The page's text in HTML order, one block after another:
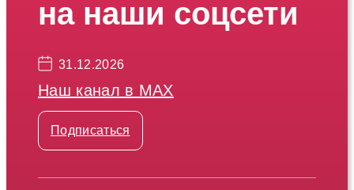
на наши соцсети
31.12.2026
Наш канал в МАХ
Подписаться